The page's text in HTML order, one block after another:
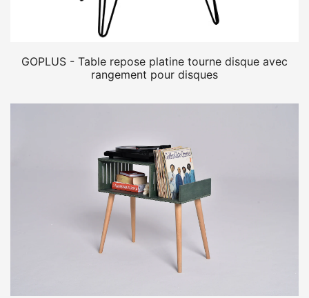
GOPLUS - Table repose platine tourne disque avec
rangement pour disques